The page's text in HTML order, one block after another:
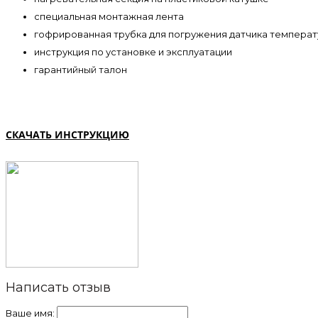
специальная монтажная лента
гофрированная трубка для погружения датчика
инструкция по установке и эксплуатации
гарантийный талон
СКАЧАТЬ ИНСТРУКЦИЮ
Написать отзыв
Ваше имя: